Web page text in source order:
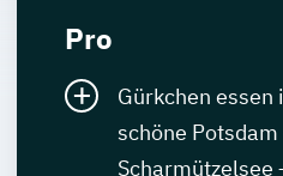
Pro
Gürkchen
schöne
Scharmützelsee